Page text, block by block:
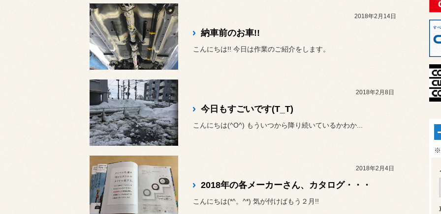
2018年2月14日
納車前のお車!!
こんにちは!! 今日は作業のご紹介をします。
2018年2月8日
今日もすごいです(T_T)
こんにちは(^O^) もういつから降り続いているかわか...
2018年2月4日
2018年の各メーカーさん、カタログ・・・
こんにちは(*^。^*) 気が付けばもう２月!!
※